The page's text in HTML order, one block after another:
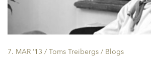
7. MAR ’13 / Toms Treibergs / Blogs